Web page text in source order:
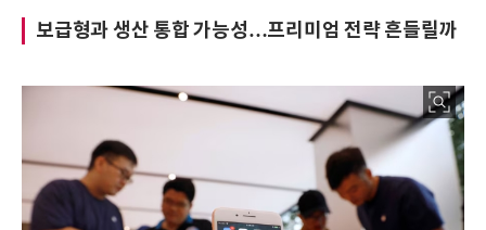
보급형과 생산 통합 가능성…프리미엄 전략 흔들릴까